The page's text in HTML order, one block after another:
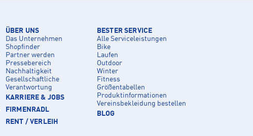
ÜBER UNS
Das Unternehmen
Shopfinder
Partner werden
Pressebereich
Nachhaltigkeit
Gesellschaftliche
Verantwortung
KARRIERE & JOBS
FIRMENRADL
RENT / VERLEIH
BESTER SERVICE
Alle Serviceleistungen
Bike
Laufen
Outdoor
Winter
Fitness
Größentabellen
Produktinformationen
Vereinsbekleidung bestellen
BLOG